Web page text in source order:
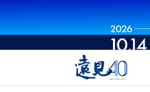
世界
特輯
大學升學、職涯